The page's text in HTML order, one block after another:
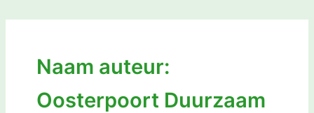
Naam auteur:
Oosterpoort Duurzaam